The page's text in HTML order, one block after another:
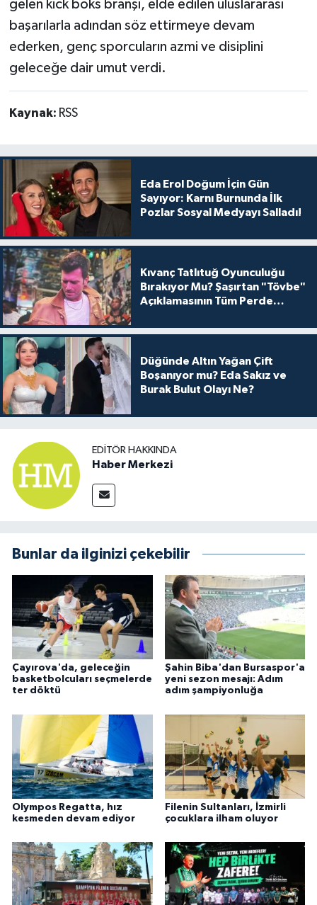
gelen kick boks branşı, elde edilen uluslararası
başarılarla adından söz ettirmeye devam
ederken, genç sporcuların azmi ve disiplini
geleceğe dair umut verdi.
Kaynak: RSS
Eda Erol Doğum İçin Gün
Sayıyor: Karnı Burnunda İlk
Pozlar Sosyal Medyayı Salladı!
Kıvanç Tatlıtuğ Oyunculuğu
Bırakıyor Mu? Şaşırtan "Tövbe"
Açıklamasının Tüm Perde
Düğünde Altın Yağan Çift
Boşanıyor mu? Eda Sakız ve
Burak Bulut Olayı Ne?
EDITÖR HAKKINDA
Haber Merkezi
Bunlar da ilginizi çekebilir
Çayırova'da, geleceğin
basketbolcuları seçmelerde
ter döktü
Şahin Biba'dan Bursaspor'a
yeni sezon mesajı: Adım
adım şampiyonluğa
Olympos Regatta, hız
kesmeden devam ediyor
Filenin Sultanları, İzmirli
çocuklara ilham oluyor